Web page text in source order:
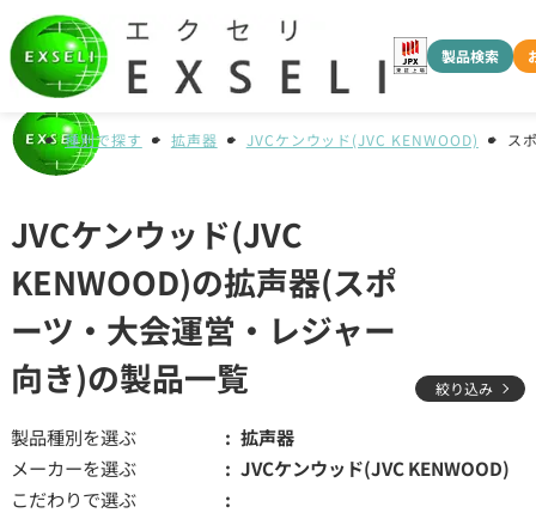
製品検索
種別で探す 拡声器 JVCケンウッド(JVC KENWOOD) ス
JVCケンウッド(JVC
KENWOOD)の拡声器(スポ
ーツ・大会運営・レジャー
向き)の製品一覧
絞り込み
製品種別を選ぶ
拡声器
メーカーを選ぶ
JVCケンウッド(JVC KENWOOD)
こだわりで選ぶ